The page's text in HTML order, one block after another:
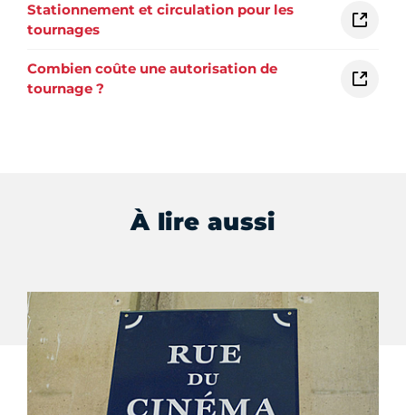
Stationnement et circulation pour les
tournages
Combien coûte une autorisation de
tournage ?
À lire aussi